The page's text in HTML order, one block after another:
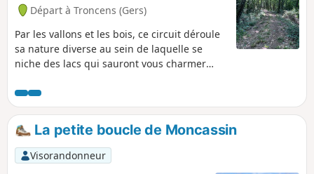
Départ à Troncens (Gers)
Par les vallons et les bois, ce circuit déroule
sa nature diverse au sein de laquelle se
niche des lacs qui sauront vous charmer
La petite boucle de Moncassin
Visorandonneur